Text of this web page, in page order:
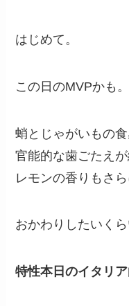
はじめて。
この日のMVPかも。
蛸とじゃがいもの
官能的な歯ごたえが
レモンの香りもさ
おかわりしたいくら
特性本日のイタリ